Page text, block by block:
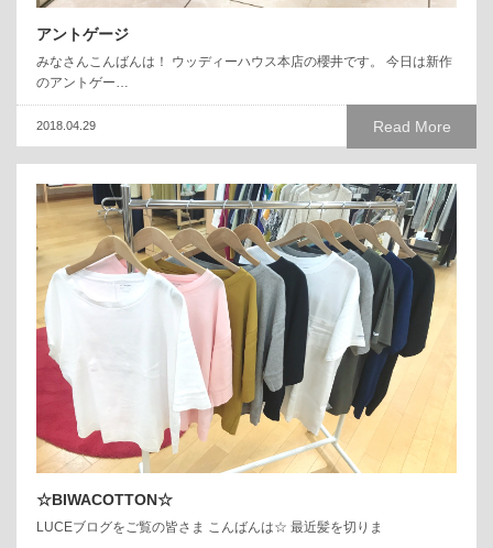
アントゲージ
みなさんこんばんは！ ウッディーハウス本店の櫻井です。 今日は新作
のアントゲー…
Read More
2018.04.29
☆BIWACOTTON☆
LUCEブログをご覧の皆さま こんばんは☆ 最近髪を切りま